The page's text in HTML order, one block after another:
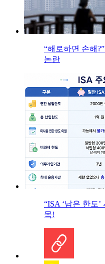
“해로하면 손해
논란
“ISA ‘남은 한도
목!